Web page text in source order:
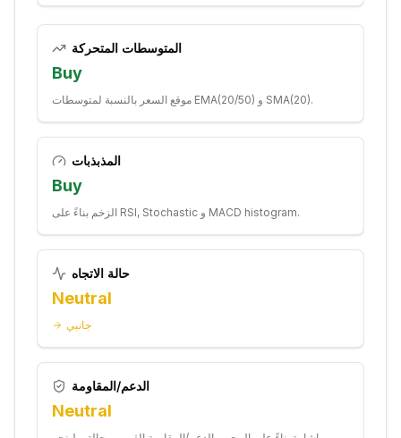
المتوسطات المتحركة
Buy
موقع السعر بالنسبة لمتوسطات EMA(20/50) و SMA(20).
المذبذبات
Buy
الزخم بناءً على RSI, Stochastic و MACD histogram.
حالة الاتجاه
Neutral
جانبي
الدعم/المقاومة
Neutral